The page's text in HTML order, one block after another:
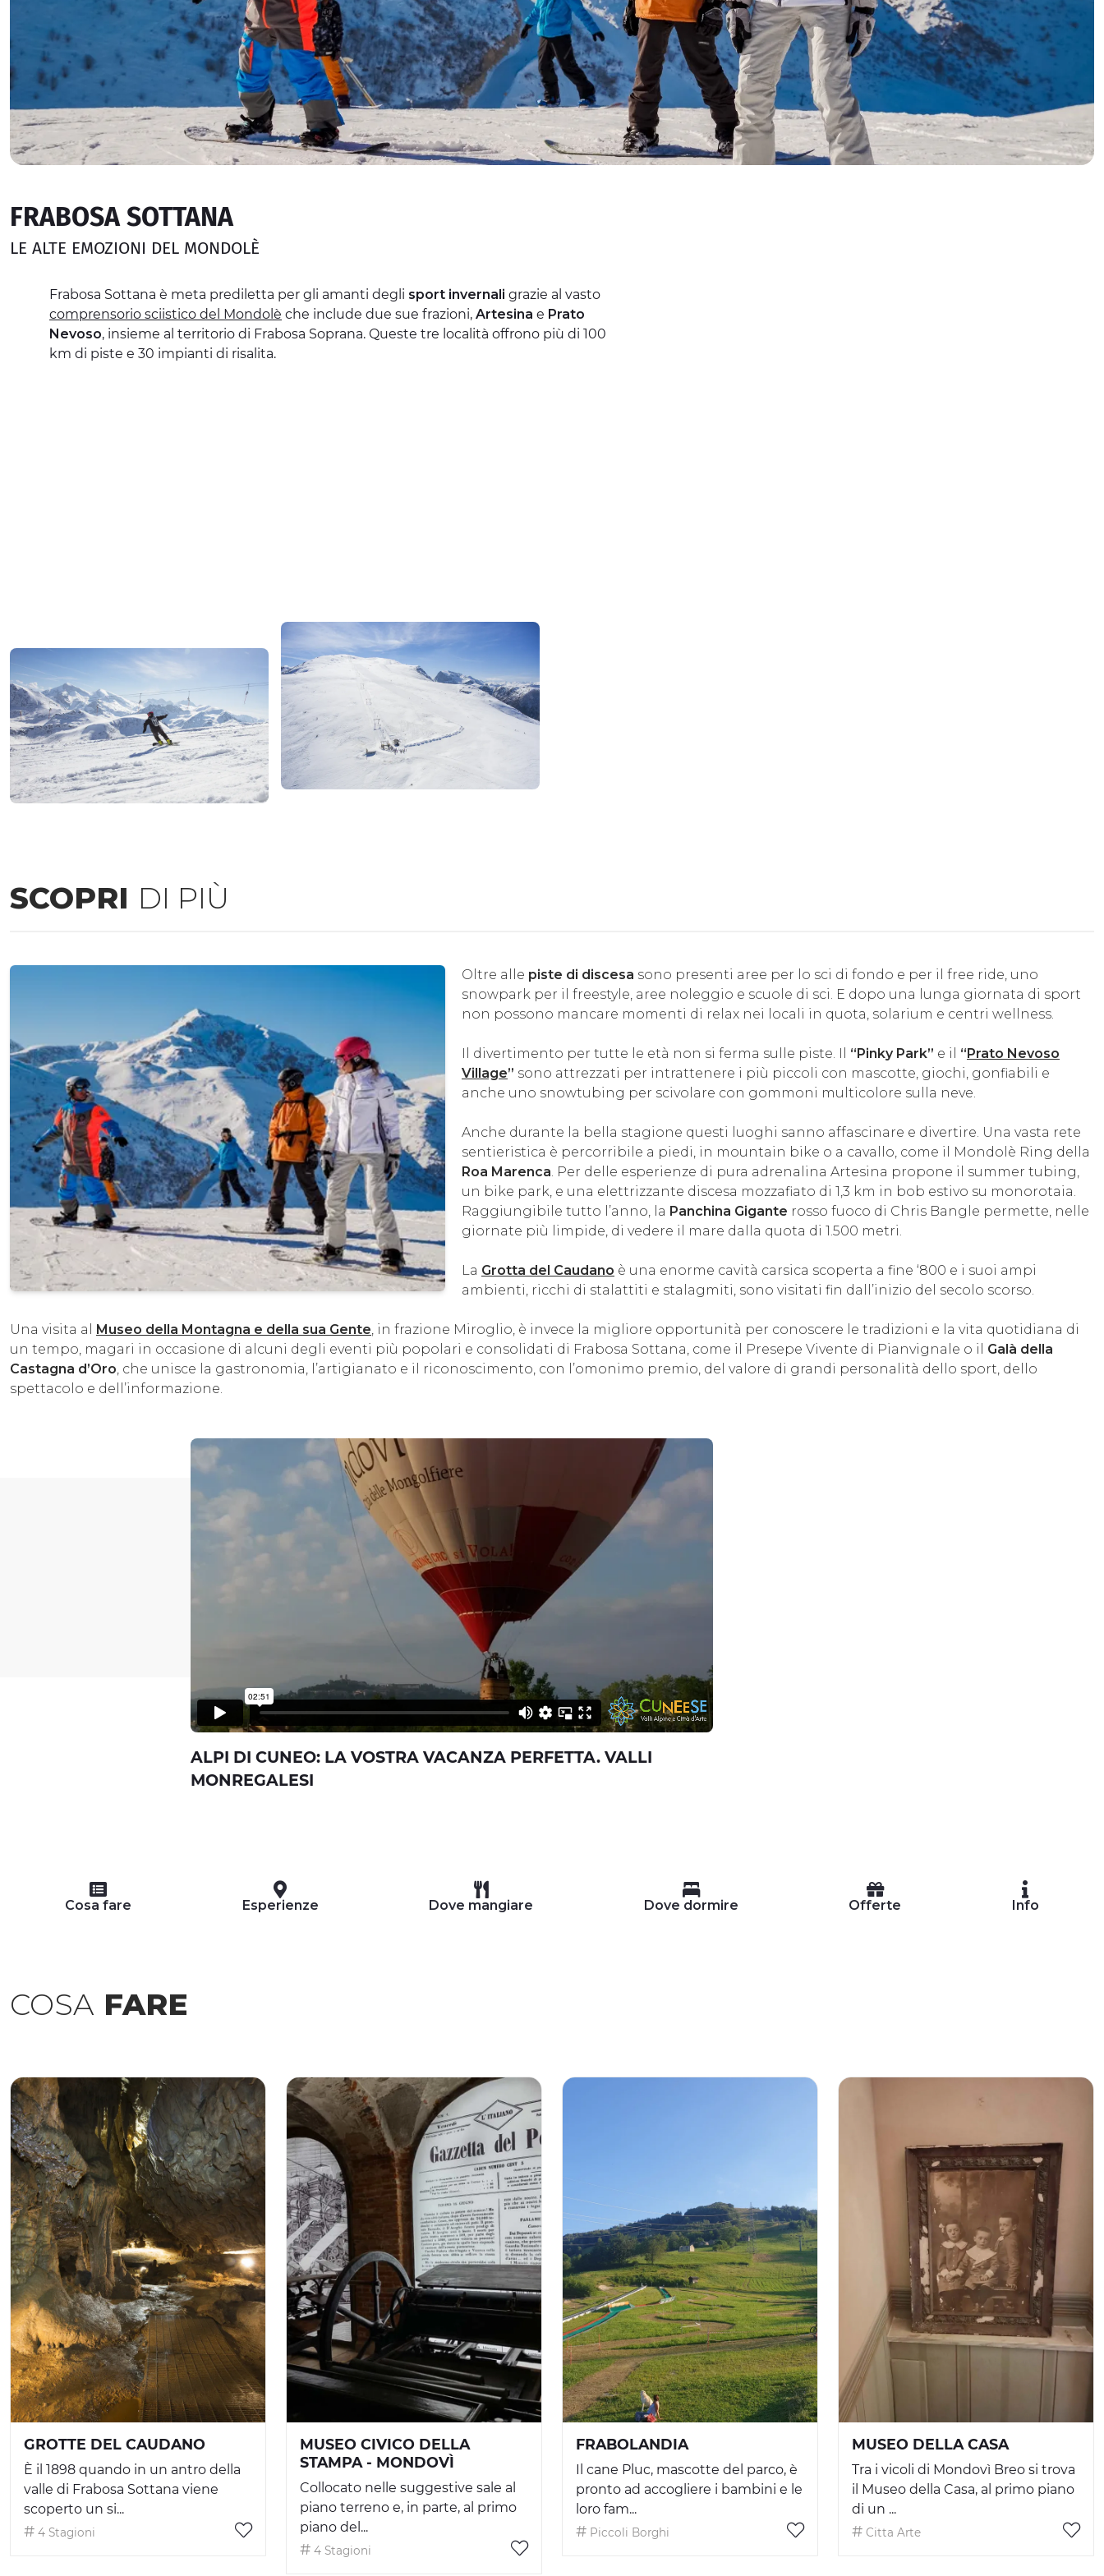
FRABOSA SOTTANA
LE ALTE EMOZIONI DEL MONDOLÈ
Frabosa Sottana è meta prediletta per gli amanti degli sport invernali grazie al vasto
comprensorio sciistico del Mondolè che include due sue frazioni, Artesina e Prato
Nevoso, insieme al territorio di Frabosa Soprana. Queste tre località offrono più di 100
km di piste e 30 impianti di risalita.
SCOPRI DI PIÙ
Oltre alle piste di discesa sono presenti aree per lo sci di fondo e per il free ride, uno
snowpark per il freestyle, aree noleggio e scuole di sci. E dopo una lunga giornata di sport
non possono mancare momenti di relax nei locali in quota, solarium e centri wellness.
Il divertimento per tutte le età non si ferma sulle piste. Il “Pinky Park” e il “Prato Nevoso
Village” sono attrezzati per intrattenere i più piccoli con mascotte, giochi, gonfiabili e
anche uno snowtubing per scivolare con gommoni multicolore sulla neve.
Anche durante la bella stagione questi luoghi sanno affascinare e divertire. Una vasta rete
sentieristica è percorribile a piedi, in mountain bike o a cavallo, come il Mondolè Ring della
Roa Marenca. Per delle esperienze di pura adrenalina Artesina propone il summer tubing,
un bike park, e una elettrizzante discesa mozzafiato di 1,3 km in bob estivo su monorotaia.
Raggiungibile tutto l’anno, la Panchina Gigante rosso fuoco di Chris Bangle permette, nelle
giornate più limpide, di vedere il mare dalla quota di 1.500 metri.
La Grotta del Caudano è una enorme cavità carsica scoperta a fine ‘800 e i suoi ampi
ambienti, ricchi di stalattiti e stalagmiti, sono visitati fin dall’inizio del secolo scorso.
Una visita al Museo della Montagna e della sua Gente, in frazione Miroglio, è invece la migliore opportunità per conoscere le tradizioni e la vita quotidiana di
un tempo, magari in occasione di alcuni degli eventi più popolari e consolidati di Frabosa Sottana, come il Presepe Vivente di Pianvignale o il Galà della
Castagna d’Oro, che unisce la gastronomia, l’artigianato e il riconoscimento, con l’omonimo premio, del valore di grandi personalità dello sport, dello
spettacolo e dell’informazione.
ALPI DI CUNEO: LA VOSTRA VACANZA PERFETTA. VALLI
MONREGALESI
Cosa fare Esperienze Dove mangiare Dove dormire Offerte Info
COSA FARE
GROTTE DEL CAUDANO
È il 1898 quando in un antro della
valle di Frabosa Sottana viene
scoperto un si...
4 Stagioni
MUSEO CIVICO DELLA
STAMPA - MONDOVÌ
Collocato nelle suggestive sale al
piano terreno e, in parte, al primo
piano del...
4 Stagioni
FRABOLANDIA
Il cane Pluc, mascotte del parco, è
pronto ad accogliere i bambini e le
loro fam...
Piccoli Borghi
MUSEO DELLA CASA
Tra i vicoli di Mondovì Breo si trova
il Museo della Casa, al primo piano
di un ...
Citta Arte